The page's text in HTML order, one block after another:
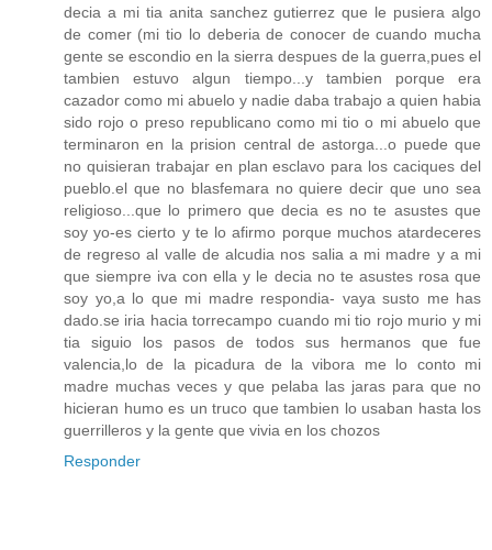
decia a mi tia anita sanchez gutierrez que le pusiera algo
de comer (mi tio lo deberia de conocer de cuando mucha
gente se escondio en la sierra despues de la guerra,pues el
tambien estuvo algun tiempo...y tambien porque era
cazador como mi abuelo y nadie daba trabajo a quien habia
sido rojo o preso republicano como mi tio o mi abuelo que
terminaron en la prision central de astorga...o puede que
no quisieran trabajar en plan esclavo para los caciques del
pueblo.el que no blasfemara no quiere decir que uno sea
religioso...que lo primero que decia es no te asustes que
soy yo-es cierto y te lo afirmo porque muchos atardeceres
de regreso al valle de alcudia nos salia a mi madre y a mi
que siempre iva con ella y le decia no te asustes rosa que
soy yo,a lo que mi madre respondia- vaya susto me has
dado.se iria hacia torrecampo cuando mi tio rojo murio y mi
tia siguio los pasos de todos sus hermanos que fue
valencia,lo de la picadura de la vibora me lo conto mi
madre muchas veces y que pelaba las jaras para que no
hicieran humo es un truco que tambien lo usaban hasta los
guerrilleros y la gente que vivia en los chozos
Responder